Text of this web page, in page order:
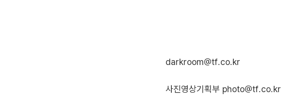
darkroom@tf.co.kr
사진영상기획부 photo@tf.co.kr